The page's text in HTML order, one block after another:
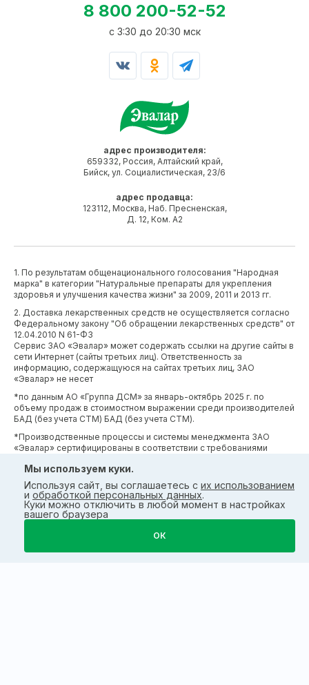
адрес производителя:
659332, Россия, Алтайский край,
Бийск, ул. Социалистическая, 23/6
адрес продавца:
123112, Москва, Наб. Пресненская,
Д. 12, Ком. А2
8 800 200-52-52
c 3:30 до 20:30 мск
1. По результатам общенационального голосования "Народная
марка" в категории "Натуральные препараты для укрепления
здоровья и улучшения качества жизни" за 2009, 2011 и 2013 гг.
2. Доставка лекарственных средств не осуществляется согласно
Федеральному закону "Об обращении лекарственных средств" от
12.04.2010 N 61-ФЗ
Сервис ЗАО «Эвалар» может содержать ссылки на другие сайты в
сети Интернет (сайты третьих лиц). Ответственность за
информацию, содержащуюся на сайтах третьих лиц, ЗАО
«Эвалар» не несет
*по данным АО «Группа ДСМ» за январь-октябрь 2025 г. по
объему продаж в стоимостном выражении среди производителей
БАД (без учета СТМ) БАД (без учета СТМ).
*Производственные процессы и системы менеджмента ЗАО
«Эвалар» сертифицированы в соответствии с требованиями
Мы используем куки.
Используя сайт, вы соглашаетесь с их использованием
и обработкой персональных данных.
Куки можно отключить в любой момент в настройках
вашего браузера
ОК